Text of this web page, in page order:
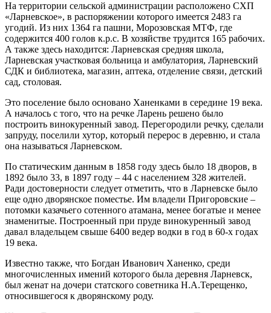
На территории сельской администрации расположено СХП
«Ларневское», в распоряжении которого имеется 2483 га
угодий. Из них 1364 га пашни, Морозовская МТФ, где
содержится 400 голов к.р.с. В хозяйстве трудится 165 рабочих.
А также здесь находится: Ларневская средняя школа,
Ларневская участковая больница и амбулатория, Ларневский
СДК и библиотека, магазин, аптека, отделение связи, детский
сад, столовая.
Это поселение было основано Ханенками в середине 19 века.
А началось с того, что на речке Ларень решено было
построить винокуренный завод. Перегородили речку, сделали
запруду, поселили хутор, который перерос в деревню, и стала
она называться Ларневском.
По статическим данным в 1858 году здесь было 18 дворов, в
1892 было 33, в 1897 году – 44 с населением 328 жителей.
Ради достоверности следует отметить, что в Ларневске было
еще одно дворянское поместье. Им владели Пригоровские –
потомки казачьего сотенного атамана, менее богатые и менее
знаменитые. Построенный при пруде винокуренный завод
давал владельцем свыше 6400 ведер водки в год в 60-х годах
19 века.
Известно также, что Богдан Иванович Ханенко, среди
многочисленных имений которого была деревня Ларневск,
был женат на дочери статского советника Н.А.Терещенко,
относившегося к дворянскому роду.